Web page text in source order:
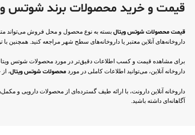
قیمت و خرید محصولات برند شوتس
قیمت محصولات شوتس ویتال بسته به نوع محصول و محل فروش می‌تواند
داروخانه‌های آنلاین معتبر یا داروخانه‌های سطح شهر مراجعه کنید. همچنین با
برای مشاهده قیمت و کسب اطلاعات دقیق‌تر در مورد محصولات شوتس ویتال،
داروخانه آنلاین، می‌توانید اطلاعات کاملی در مورد محصولات شوتس ویتال،
داروخانه آنلاین دارونت، با ارائه طیف گسترده‌ای از محصولات دارویی و
آگاهانه‌ای داشته باشید.